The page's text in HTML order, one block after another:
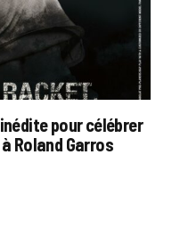
pour célébrer
Roland Garros